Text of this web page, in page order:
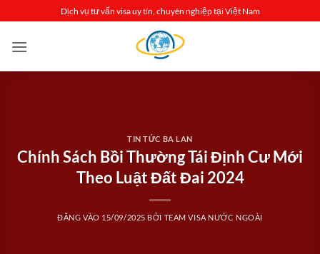
qua
nội
Dịch vụ tư vấn visa uy tín, chuyên nghiệp tại Việt Nam
TIN TỨC BA LAN
Chính Sách Bồi Thường Tái Định Cư Mới
Theo Luật Đất Đai 2024
ĐĂNG VÀO 15/09/2025 BỞI TEAM VISA NƯỚC NGOÀI